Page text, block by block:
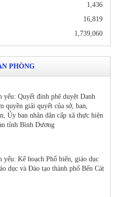
1,436
16,819
1,739,060
PHÒNG
yếu: Quyết đinh phê duyệt Danh
quyền giải quyết của sở, ban,
Ủy ban nhân dân cấp xã thực hiện
tỉnh Bình Dương
Kế hoạch Phổ biến, giáo dục
dục và Đào tạo thành phố Bến Cát